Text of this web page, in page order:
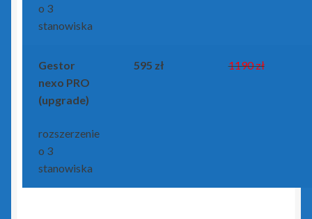
o 3
stanowiska
Gestor
nexo PRO
(upgrade)
rozszerzenie
o 3
stanowiska
595 zł 1190 zł